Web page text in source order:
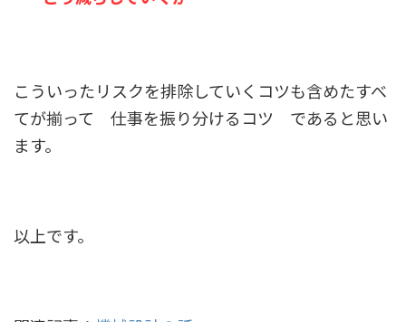
こういったリスクを排除していくコツも含めたすべ
てが揃って 仕事を振り分けるコツ であると思い
ます。
以上です。